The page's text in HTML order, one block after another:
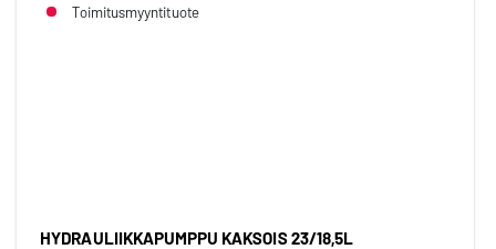
Toimitusmyyntituote
HYDRAULIIKKAPUMPPU KAKSOIS 23/18,5L